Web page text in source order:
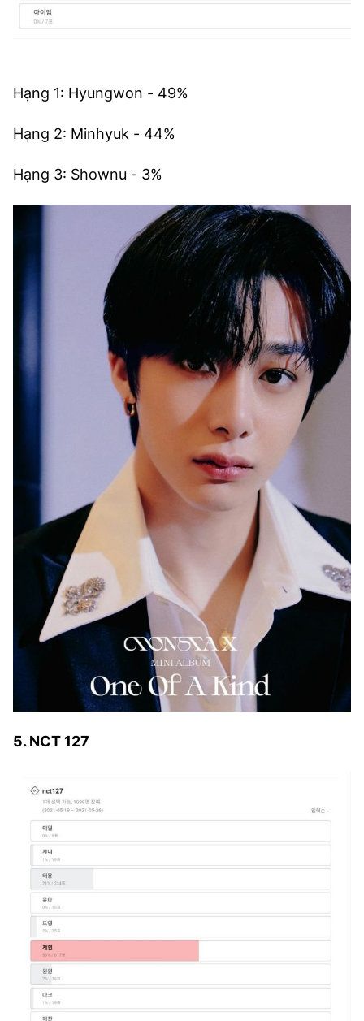
Hạng 1: Hyungwon - 49%
Hạng 2: Minhyuk - 44%
Hạng 3: Shownu - 3%
5. NCT 127